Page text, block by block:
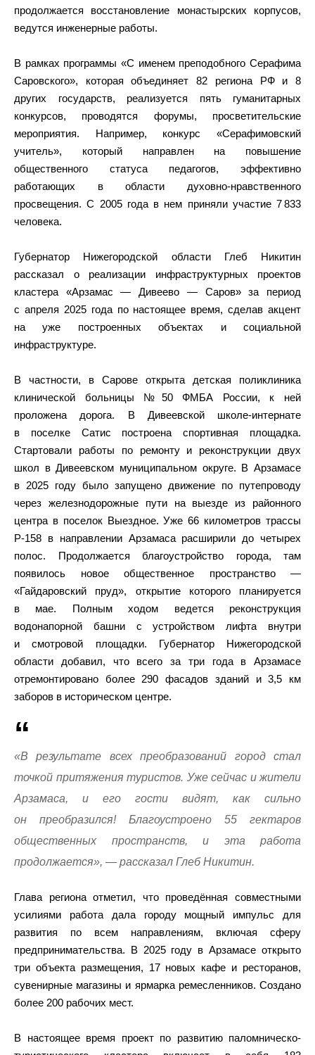
продолжается восстановление монастырских корпусов,
ведутся инженерные работы.
В рамках программы «С именем преподобного Серафима
Саровского», которая объединяет 82 региона РФ и 8
других государств, реализуется пять гуманитарных
конкурсов, проводятся форумы, просветительские
мероприятия. Например, конкурс «Серафимовский
учитель», который направлен на повышение
общественного статуса педагогов, эффективно
работающих в области духовно-нравственного
просвещения. С 2005 года в нем приняли участие 7 833
человека.
Губернатор Нижегородской области Глеб Никитин
рассказал о реализации инфраструктурных проектов
кластера «Арзамас — Дивеево — Саров» за период
с апреля 2025 года по настоящее время, сделав акцент
на уже построенных объектах и социальной
инфраструктуре.
В частности, в Сарове открыта детская поликлиника
клинической больницы №50 ФМБА России, к ней
проложена дорога. В Дивеевской школе-интернате
в поселке Сатис построена спортивная площадка.
Стартовали работы по ремонту и реконструкции двух
школ в Дивеевском муниципальном округе. В Арзамасе
в 2025 году было запущено движение по путепроводу
через железнодорожные пути на выезде из районного
центра в поселок Выездное. Уже 66 километров трассы
Р-158 в направлении Арзамаса расширили до четырех
полос. Продолжается благоустройство города, там
появилось новое общественное пространство —
«Гайдаровский пруд», открытие которого планируется
в мае. Полным ходом ведется реконструкция
водонапорной башни с устройством лифта внутри
и смотровой площадки. Губернатор Нижегородской
области добавил, что всего за три года в Арзамасе
отремонтировано более 290 фасадов зданий и 3,5 км
заборов в историческом центре.
«В результате всех преобразований город стал
точкой притяжения туристов. Уже сейчас и жители
Арзамаса, и его гости видят, как сильно
он преобразился! Благоустроено 55 гектаров
общественных пространств, и эта работа
продолжается», — рассказал Глеб Никитин.
Глава региона отметил, что проведённая совместными
усилиями работа дала городу мощный импульс для
развития по всем направлениям, включая сферу
предпринимательства. В 2025 году в Арзамасе открыто
три объекта размещения, 17 новых кафе и ресторанов,
сувенирные магазины и ярмарка ремесленников. Создано
более 200 рабочих мест.
В настоящее время проект по развитию паломническо-